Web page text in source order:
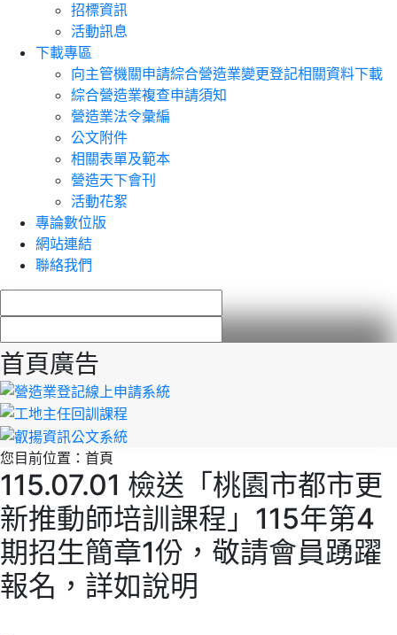
招標資訊
活動訊息
下載專區
向主管機關申請綜合營造業變更登記相關資料下載
綜合營造業複查申請須知
營造業法令彙編
公文附件
相關表單及範本
營造天下會刊
活動花絮
專論數位版
網站連結
聯絡我們
首頁廣告
您目前位置： 首頁
115.07.01 檢送「桃園市都市更
新推動師培訓課程」115年第4
期招生簡章1份，敬請會員踴躍
報名，詳如說明